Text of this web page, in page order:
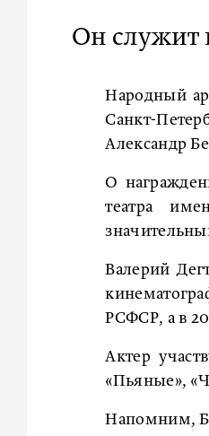
Он служит
Народный
Санкт-
Александр
О
театра
Валерий
РСФСР, а в
Актер
«Пьяные»,
Напомним,